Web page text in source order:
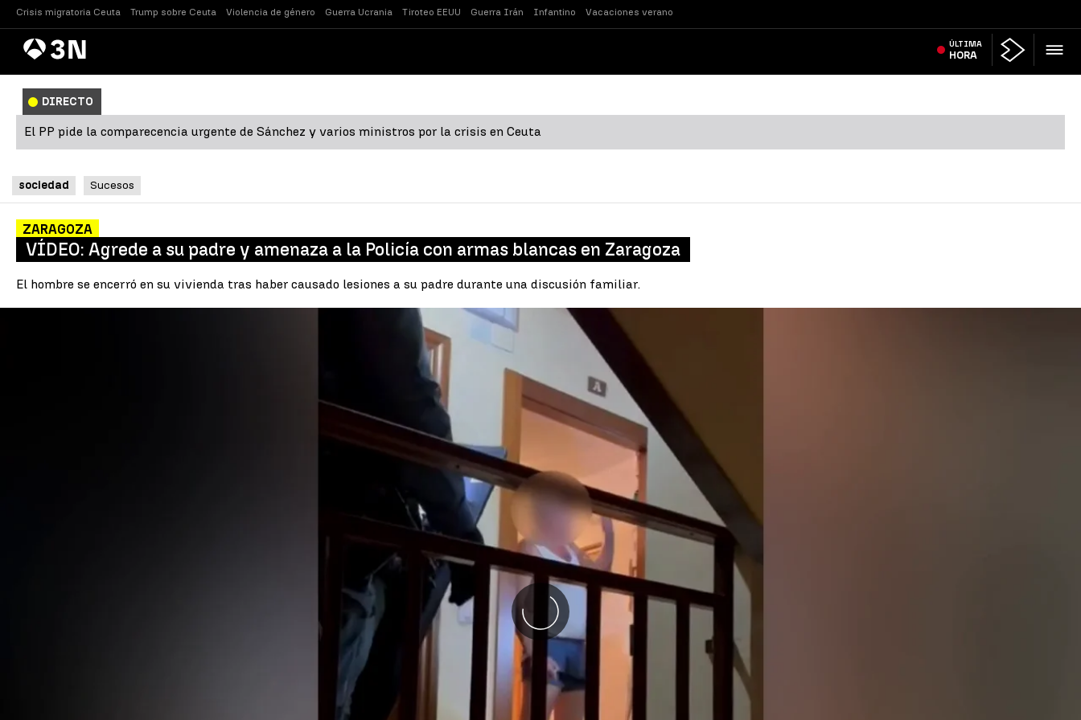
Crisis migratoria Ceuta Trump sobre Ceuta Violencia de género Guerra Ucrania Tiroteo EEUU Guerra Irán Infantino Vacaciones verano
AntenaNoticias ÚLTIMA
HORA
DIRECTO
El PP pide la comparecencia urgente de Sánchez y varios ministros por la crisis en Ceuta
sociedad Sucesos
ZARAGOZA
VÍDEO: Agrede a su padre y amenaza a la Policía con armas blancas en Zaragoza
El hombre se encerró en su vivienda tras haber causado lesiones a su padre durante una discusión familiar.